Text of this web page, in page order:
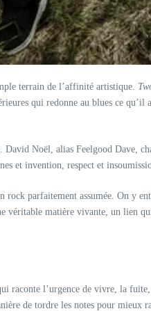
terrain de l’affinité artistique.
qui redonne au blues ce qu’il
Noël, alias Feelgood Dave,
et invention, respect et
parfaitement assumée. On y
véritable matière vivante, un lien
raconte l’urgence de vivre, la
de tordre les notes pour mieux